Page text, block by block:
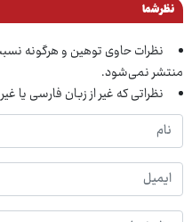
نظر شما
نظرات حاوی توهین و هرگونه
منتشر نمی‌شود.
نظراتی که غیر از زبان فارسی یا